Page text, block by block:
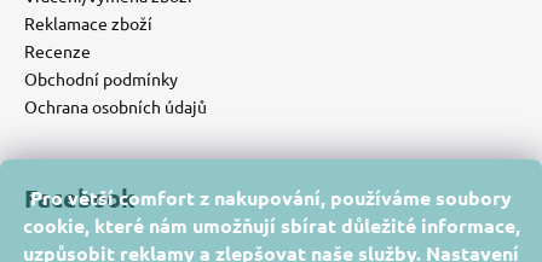
Pro větší comfort z nakupování, používáme soubory
cookie, které nám umožňují sbírat důležité informace,
uzpůsobit reklamy a zlepšovat naše služby. Nastavení
Reklamace zboží
Recenze
Obchodní podmínky
Ochrana osobních údajů
Facebook